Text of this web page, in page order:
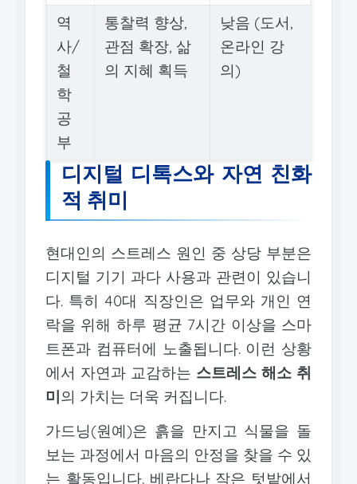
역
사/
철
학
공
부
통찰력 향상,
관점 확장, 삶
의 지혜 획득
낮음 (도서,
온라인 강
의)
디지털 디톡스와 자연 친화
적 취미
현대인의 스트레스 원인 중 상당 부분은
디지털 기기 과다 사용과 관련이 있습니
다. 특히 40대 직장인은 업무와 개인 연
락을 위해 하루 평균 7시간 이상을 스마
트폰과 컴퓨터에 노출됩니다. 이런 상황
에서 자연과 교감하는 스트레스 해소 취
미의 가치는 더욱 커집니다.
가드닝(원예)은 흙을 만지고 식물을 돌
보는 과정에서 마음의 안정을 찾을 수 있
는 활동입니다. 베란다나 작은 텃밭에서